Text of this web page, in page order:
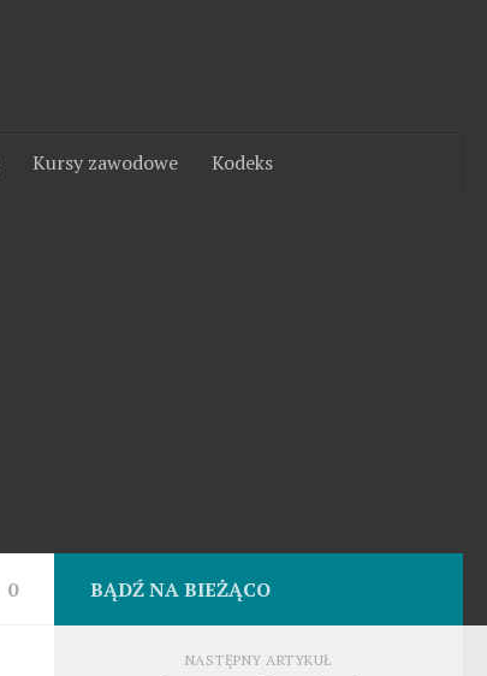
Kursy zawodowe Kodeks
0 BĄDŹ NA BIEŻĄCO
NASTĘPNY ARTYKUŁ